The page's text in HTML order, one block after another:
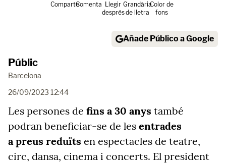
ComparteComenta Llegir
després
Grandària
de lletra
Color de
fons
Añade Público a Google
Públic
Barcelona
26/09/2023 12:44
Les persones de fins a 30 anys també
podran beneficiar-se de les entrades
a preus reduïts en espectacles de teatre,
circ, dansa, cinema i concerts. El president